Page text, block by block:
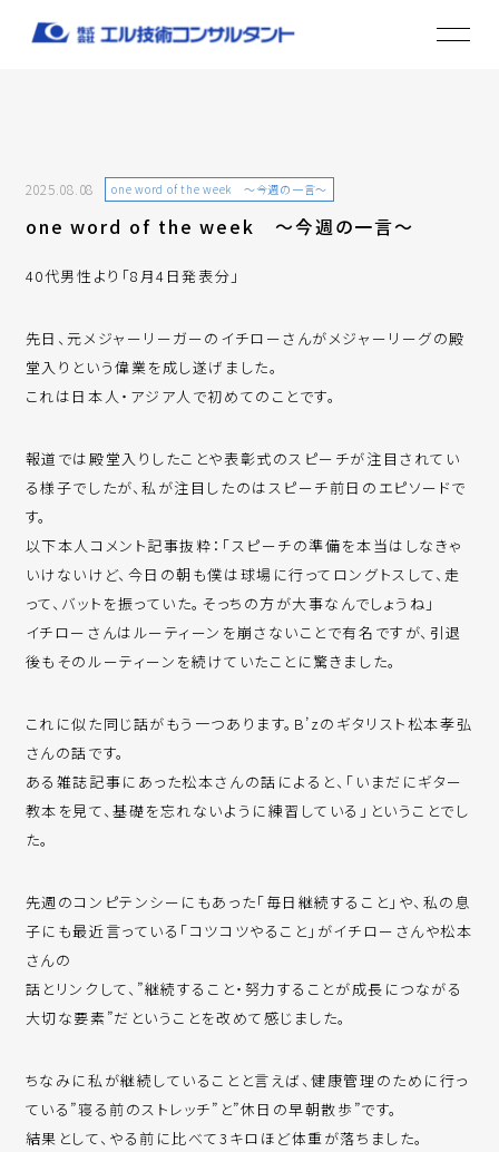
2025.08.08 one word of the week ～今週の一言～
one word of the week ～今週の一言～
40代男性より「8月4日発表分」
先日、元メジャーリーガーのイチローさんがメジャーリーグの殿
堂入りという偉業を成し遂げました。
これは日本人・アジア人で初めてのことです。
報道では殿堂入りしたことや表彰式のスピーチが注目されてい
る様子でしたが、私が注目したのはスピーチ前日のエピソードで
す。
以下本人コメント記事抜粋：「スピーチの準備を本当はしなきゃ
いけないけど、今日の朝も僕は球場に行ってロングトスして、走
って、バットを振っていた。そっちの方が大事なんでしょうね」
イチローさんはルーティーンを崩さないことで有名ですが、引退
後もそのルーティーンを続けていたことに驚きました。
これに似た同じ話がもう一つあります。B’zのギタリスト松本孝弘
さんの話です。
ある雑誌記事にあった松本さんの話によると、「いまだにギター
教本を見て、基礎を忘れないように練習している」ということでし
た。
先週のコンピテンシーにもあった「毎日継続すること」や、私の息
子にも最近言っている「コツコツやること」がイチローさんや松本
さんの
話とリンクして、”継続すること・努力することが成長につながる
大切な要素”だということを改めて感じました。
ちなみに私が継続していることと言えば、健康管理のために行っ
ている”寝る前のストレッチ”と”休日の早朝散歩”です。
結果として、やる前に比べて3キロほど体重が落ちました。